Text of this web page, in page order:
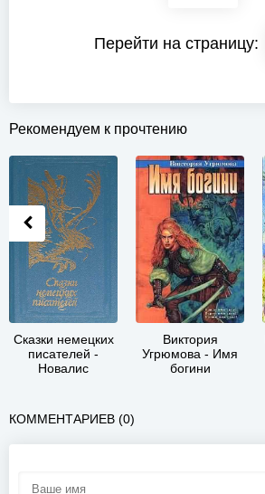
Перейти на страницу:
Рекомендуем к прочтению
Сказки немецких
писателей -
Новалис
Виктория
Угрюмова - Имя
богини
КОММЕНТАРИЕВ (0)